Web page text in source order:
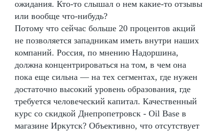
ожидания. Кто-то слышал о нем какие-то отзывы
или вообще что-нибудь?
Потому что сейчас больше 20 процентов акций
не позволяется западникам иметь внутри наших
компаний. Россия, по мнению Надоршина,
должна концентрироваться на том, в чем она
пока еще сильна — на тех сегментах, где нужен
достаточно высокий уровень образования, где
требуется человеческий капитал. Качественный
курс со скидкой Днепропетровск - Oil Base в
магазине Иркутск? Объективно, что отсутствует